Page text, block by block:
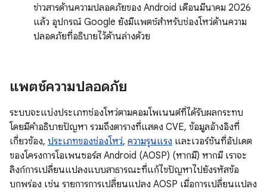
ข่าวสารด้านความปลอดภัยของ Android เดือนมีนาคม 2026
แล้ว อุปกรณ์ Google ยังมีแพตช์สำหรับช่องโหว่ด้านความ
ปลอดภัยที่อธิบายไว้ด้านล่างด้วย
แพตช์ความปลอดภัย
ระบบจะแบ่งประเภทช่องโหว่ตามคอมโพเนนต์ที่ได้รับผลกระทบ
โดยมีคำอธิบายปัญหา รวมถึงตารางที่แสดง CVE, ข้อมูลอ้างอิงที่
เกี่ยวข้อง, ประเภทของช่องโหว่, ความรุนแรง และเวอร์ชันที่อัปเดต
ของโครงการโอเพนซอร์ส Android (AOSP) (หากมี) หากมี เราจะ
ลิงก์การเปลี่ยนแปลงแบบสาธารณะที่แก้ไขปัญหาไปยังรหัสข้อ
บกพร่อง เช่น รายการการเปลี่ยนแปลง AOSP เมื่อการเปลี่ยนแปลง